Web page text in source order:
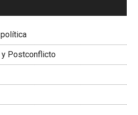
Presidenta Corporación
y Postconflicto